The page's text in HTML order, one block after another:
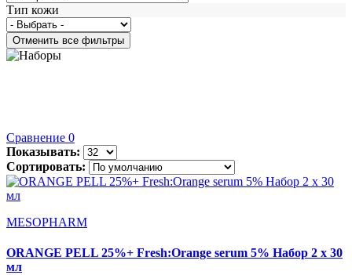
Тип кожи
Сравнение 0
Показывать:
Сортировать:
MESOPHARM
ORANGE PELL 25%+ Fresh:Orange serum 5% Набор 2 х 30
мл